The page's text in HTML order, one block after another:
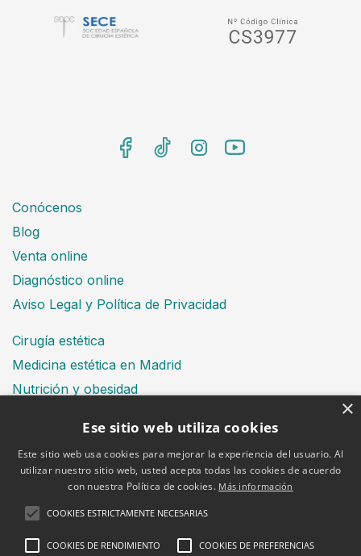
Conócenos
Blog
Venta online
Diagnóstico online
Aviso Legal y Política de Privacidad
Cirugía estética
Medicina estética en Madrid
Nutrición y obesidad
Financiación
Política de cookies
×
Ese sitio web utiliza cookies
Este sitio web usa cookies para mejorar la experiencia del usuario. Al
utilizar nuestro sitio web, usted acepta todas las cookies de acuerdo
con nuestra Política de cookies. Más información
COOKIES ESTRICTAMENTE NECESARIAS
COOKIES DE RENDIMIENTO COOKIES DE PREFERENCIAS